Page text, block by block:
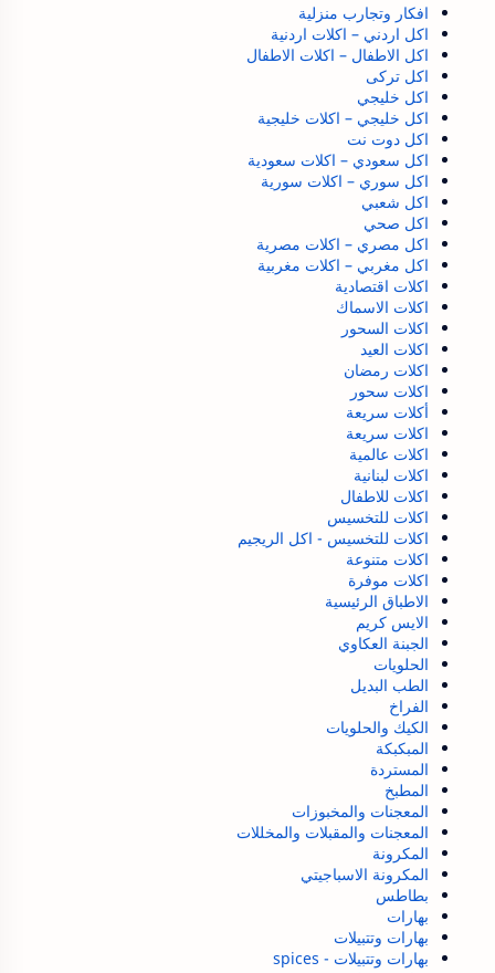
افكار وتجارب منزلية
اكل اردني – اكلات اردنية
اكل الاطفال – اكلات الاطفال
اكل تركى
اكل خليجي
اكل خليجي – اكلات خليجية
اكل دوت نت
اكل سعودي – اكلات سعودية
اكل سوري – اكلات سورية
اكل شعبي
اكل صحي
اكل مصري – اكلات مصرية
اكل مغربي – اكلات مغربية
اكلات اقتصادية
اكلات الاسماك
اكلات السحور
اكلات العيد
اكلات رمضان
اكلات سحور
أكلات سريعة
اكلات سريعة
اكلات عالمية
اكلات لبنانية
اكلات للاطفال
اكلات للتخسيس
اكلات للتخسيس - اكل الريجيم
اكلات متنوعة
اكلات موفرة
الاطباق الرئيسية
الايس كريم
الجبنة العكاوي
الحلويات
الطب البديل
الفراخ
الكيك والحلويات
المبكبكة
المستردة
المطبخ
المعجنات والمخبوزات
المعجنات والمقبلات والمخللات
المكرونة
المكرونة الاسباجيتي
بطاطس
بهارات
بهارات وتتبيلات
بهارات وتتبيلات - spices